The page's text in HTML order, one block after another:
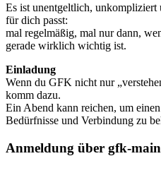
Es ist unentgeltlich, unkompliziert
für dich passt:
mal regelmäßig, mal nur dann,
gerade wirklich wichtig ist.
Einladung
Wenn du GFK nicht nur
komm dazu.
Ein Abend kann reichen, um
Bedürfnisse und Verbindung zu
Anmeldung über gfk-